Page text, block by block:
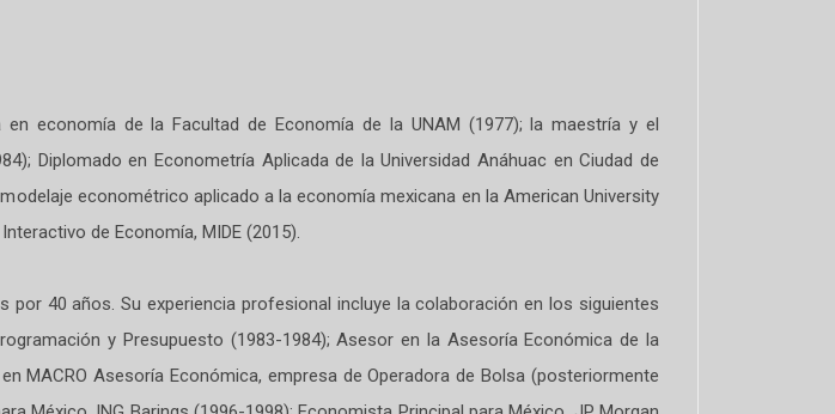
economía de la Facultad de Economía de la UNAM (1977); la maestría y el
Diplomado en Econometría Aplicada de la Universidad Anáhuac en Ciudad de
econométrico aplicado a la economía mexicana en la American University
de Economía, MIDE (2015).
40 años. Su experiencia profesional incluye la colaboración en los siguientes
y Presupuesto (1983-1984); Asesor en la Asesoría Económica de la
MACRO Asesoría Económica, empresa de Operadora de Bolsa (posteriormente